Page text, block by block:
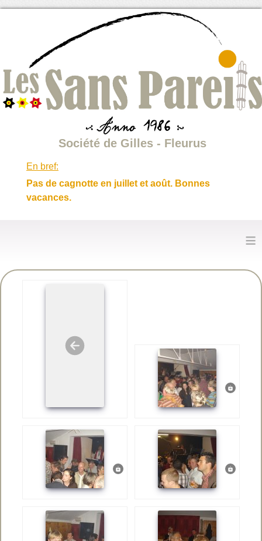
Société de Gilles - Fleurus
En bref:
Pas de cagnotte en juillet et août. Bonnes
vacances.
≡